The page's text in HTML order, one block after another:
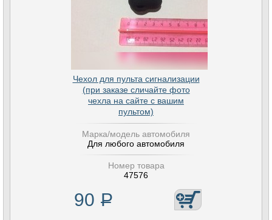
Чехол для пульта сигнализации
(при заказе сличайте фото
чехла на сайте с вашим
пультом)
Марка/модель автомобиля
Для любого автомобиля
Номер товара
47576
90 Р